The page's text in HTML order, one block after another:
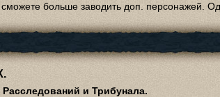
больше заводить доп. персонажей.
и Трибунала.